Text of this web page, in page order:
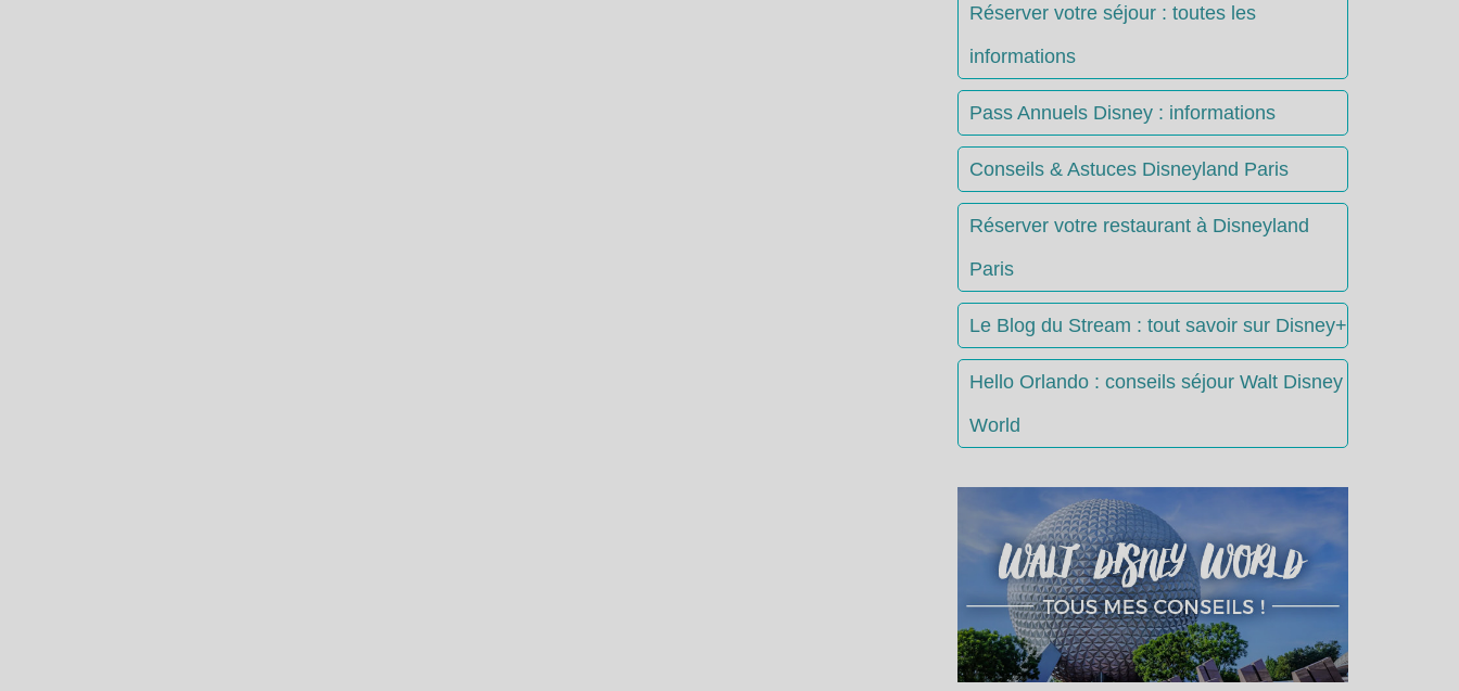
Réserver votre séjour : toutes les
informations
Pass Annuels Disney : informations
Conseils & Astuces Disneyland Paris
Réserver votre restaurant à Disneyland
Paris
Le Blog du Stream : tout savoir sur Disney+
Hello Orlando : conseils séjour Walt Disney
World